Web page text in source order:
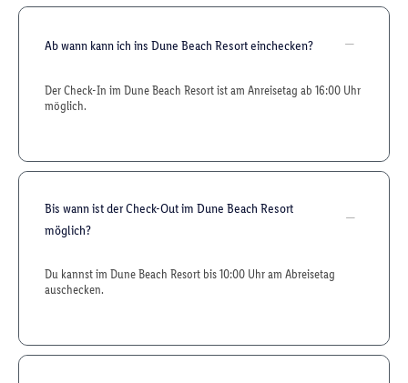
Ab wann kann ich ins Dune Beach Resort einchecken?
Der Check-In im Dune Beach Resort ist am Anreisetag ab 16:00 Uhr
möglich.
Bis wann ist der Check-Out im Dune Beach Resort
möglich?
Du kannst im Dune Beach Resort bis 10:00 Uhr am Abreisetag
auschecken.